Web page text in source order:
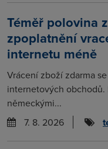
Téměř polovina
zpoplatnění
internetu méně
Vrácení zboží zdarma
internetových obchodů.
německými...
7. 8. 2026